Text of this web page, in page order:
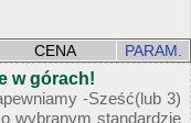
CENA PARAM.
w górach!
-Sześć(lub 3)
wybranym standardzie